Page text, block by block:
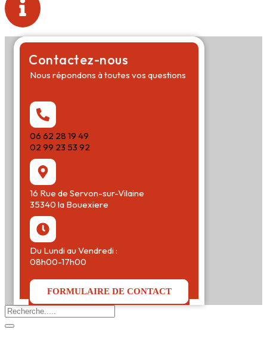
Contactez-nous
Nous répondons à toutes vos questions
06 62 28 19 49
02 99 23 53 92
16 Rue de Servon-sur-Vilaine
35340 la Bouexiere
Du Lundi au Vendredi :
08h00-17h00
FORMULAIRE DE CONTACT